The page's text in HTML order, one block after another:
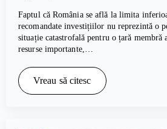
Faptul că România se află la limita
recomandate investițiilor nu reprezintă o
situație catastrofală pentru o țară membră
resurse importante,…
Vreau să citesc